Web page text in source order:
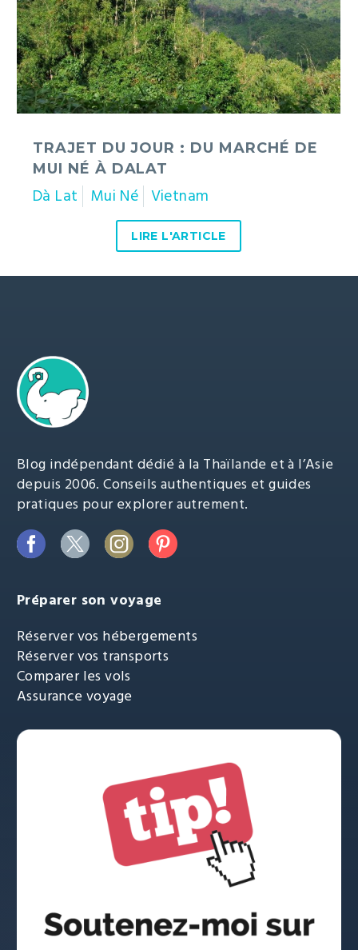
Mui
Né
à
Dalat
TRAJET DU JOUR : DU MARCHÉ DE
MUI NÉ À DALAT
Dà Lat Mui Né Vietnam
LIRE L'ARTICLE
Blog indépendant dédié à la Thaïlande et à l’Asie
depuis 2006. Conseils authentiques et guides
pratiques pour explorer autrement.
Préparer son voyage
Réserver vos hébergements
Réserver vos transports
Comparer les vols
Assurance voyage